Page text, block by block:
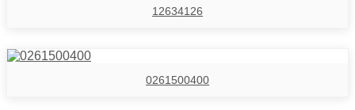
12634126
0261500400